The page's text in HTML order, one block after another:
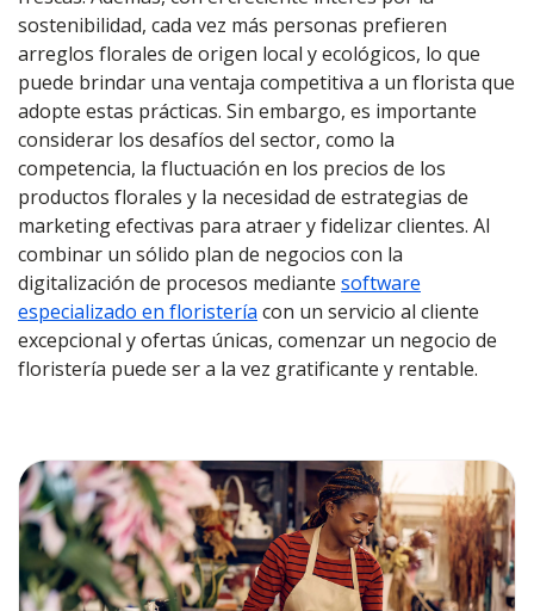
sostenibilidad, cada vez más personas prefieren
arreglos florales de origen local y ecológicos, lo que
puede brindar una ventaja competitiva a un florista que
adopte estas prácticas. Sin embargo, es importante
considerar los desafíos del sector, como la
competencia, la fluctuación en los precios de los
productos florales y la necesidad de estrategias de
marketing efectivas para atraer y fidelizar clientes. Al
combinar un sólido plan de negocios con la
digitalización de procesos mediante software
especializado en floristería con un servicio al cliente
excepcional y ofertas únicas, comenzar un negocio de
floristería puede ser a la vez gratificante y rentable.